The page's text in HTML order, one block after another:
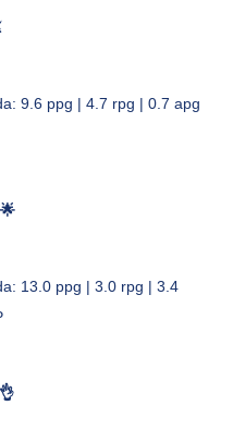
9.6 ppg | 4.7 rpg | 0.7 apg
13.0 ppg | 3.0 rpg | 3.4